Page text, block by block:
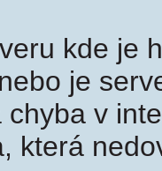
kde je
je
chyba v
která